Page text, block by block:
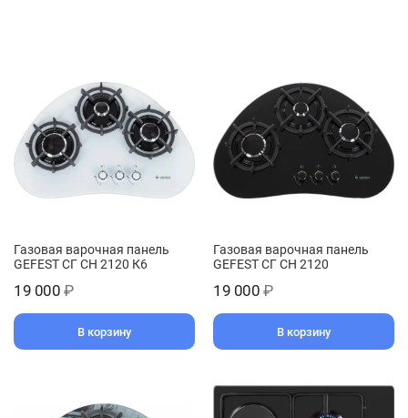
Газовая варочная панель
GEFEST СГ СН 2120 К6
19 000 ₽
В корзину
Газовая варочная панель
GEFEST СГ СН 2120
19 000 ₽
В корзину